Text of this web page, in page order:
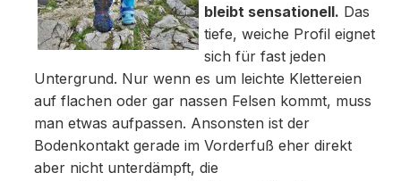
bleibt sensationell. Das
tiefe, weiche Profil eignet
sich für fast jeden
Untergrund. Nur wenn es um leichte Klettereien
auf flachen oder gar nassen Felsen kommt, muss
man etwas aufpassen. Ansonsten ist der
Bodenkontakt gerade im Vorderfuß eher direkt
aber nicht unterdämpft, die